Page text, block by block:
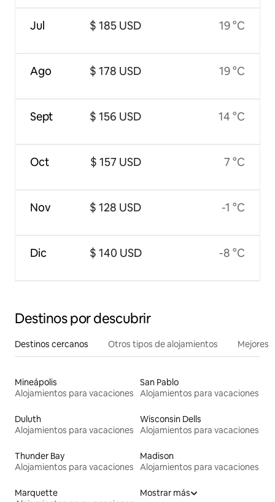
Jul
Ago
Sept
Oct
Nov
Dic
$ 185 USD
$ 178 USD
$ 156 USD
$ 157 USD
$ 128 USD
$ 140 USD
19 °C
19 °C
14 °C
7 °C
-1 °C
-8 °C
Destinos por descubrir
Destinos cercanos Otros tipos de alojamientos Mejores
Mineápolis
Alojamientos para vacaciones
San Pablo
Alojamientos para vacaciones
Duluth
Alojamientos para vacaciones
Wisconsin Dells
Alojamientos para vacaciones
Thunder Bay
Alojamientos para vacaciones
Madison
Alojamientos para vacaciones
Marquette
Mostrar más